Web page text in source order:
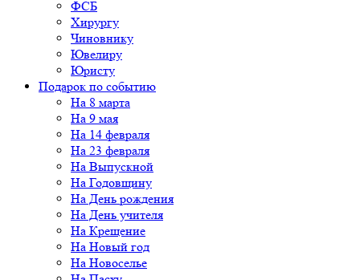
ФСБ
Хирургу
Чиновнику
Ювелиру
Юристу
Подарок по событию
На 8 марта
На 9 мая
На 14 февраля
На 23 февраля
На Выпускной
На Годовщину
На День рождения
На День учителя
На Крещение
На Новый год
На Новоселье